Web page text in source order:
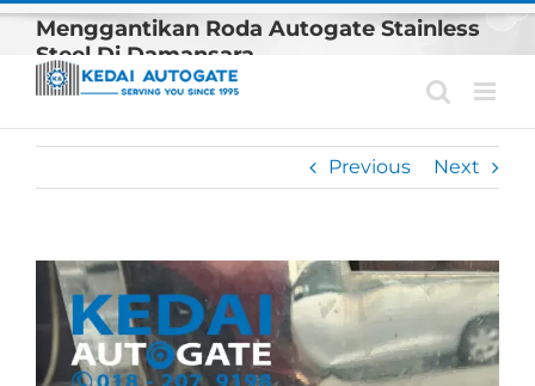
Skip
content
Menggantikan Roda Autogate Stainless
Steel Di Damansara
Previous Next
View
Larger
Image